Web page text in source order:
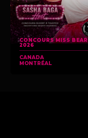
CONCOURS MISS BEAR
2026
CANADA
MONTRÉAL